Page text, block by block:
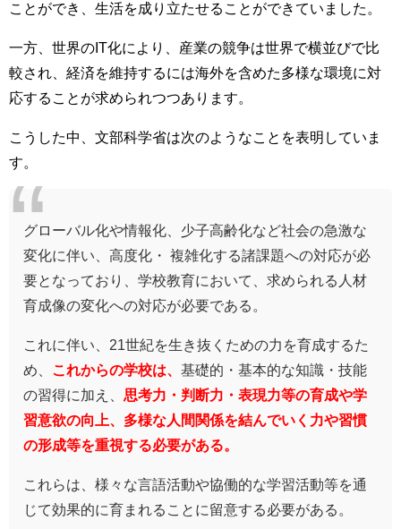
ことができ、生活を成り立たせることができていました。
一方、世界のIT化により、産業の競争は世界で横並びで比
較され、経済を維持するには海外を含めた多様な環境に対
応することが求められつつあります。
こうした中、文部科学省は次のようなことを表明していま
す。
グローバル化や情報化、少子高齢化など社会の急激な
変化に伴い、高度化・ 複雑化する諸課題への対応が必
要となっており、学校教育において、求められる人材
育成像の変化への対応が必要である。
これに伴い、21世紀を生き抜くための力を育成するた
め、 これからの学校は、 基礎的・基本的な知識・技能
の習得に加え、 思考力・判断力・表現力等の育成や学
習意欲の向上、多様な人間関係を結んでいく力や習慣
の形成等を重視する必要がある。
これらは、様々な言語活動や協働的な学習活動等を通
じて効果的に育まれることに留意する必要がある。